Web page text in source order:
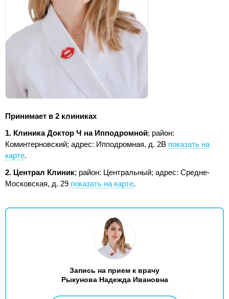
Принимает в 2 клиниках
1. Клиника Доктор Ч на Ипподромной; район:
Коминтерновский; адрес: Ипподромная, д. 2В показать на
карте.
2. Централ Клиник; район: Центральный; адрес: Средне-
Московская, д. 29 показать на карте.
Запись на прием к врачу
Рыкунова Надежда Ивановна